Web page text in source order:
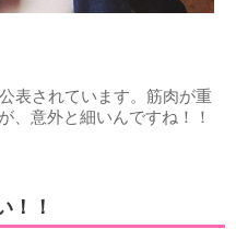
表されています。筋肉が重
、意外と細いんですね！！
！！